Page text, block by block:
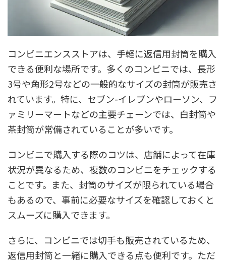
コンビニエンスストアは、手軽に返信用封筒を購入
できる便利な場所です。多くのコンビニでは、長形
3号や角形2号などの一般的なサイズの封筒が販売さ
れています。特に、セブン-イレブンやローソン、フ
ァミリーマートなどの主要チェーンでは、白封筒や
茶封筒が常備されていることが多いです。
コンビニで購入する際のコツは、店舗によって在庫
状況が異なるため、複数のコンビニをチェックする
ことです。また、封筒のサイズが限られている場合
もあるので、事前に必要なサイズを確認しておくと
スムーズに購入できます。
さらに、コンビニでは切手も販売されているため、
返信用封筒と一緒に購入できる点も便利です。ただ